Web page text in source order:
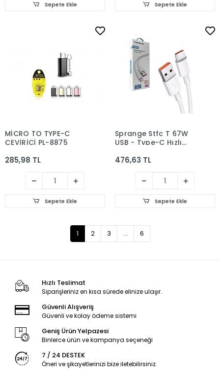
Sepete Ekle Sepete Ekle
MİCRO TO TYPE-C
ÇEVİRİCİ PL-8875
285,98 TL
Sepete Ekle
Sprange Stfc T 67W
USB - Type-C Hızlı
476,63 TL
Sepete Ekle
1 2 3 ... 6
Hızlı Teslimat
Siparişleriniz en kısa sürede elinize ulaşır.
Güvenli Alışveriş
Güvenli ve kolay ödeme sistemi
Geniş Ürün Yelpazesi
Binlerce ürün ve kampanya seçeneği
7 / 24 DESTEK
Öneri ve şikayetlerinizi bize iletebilirsiniz.